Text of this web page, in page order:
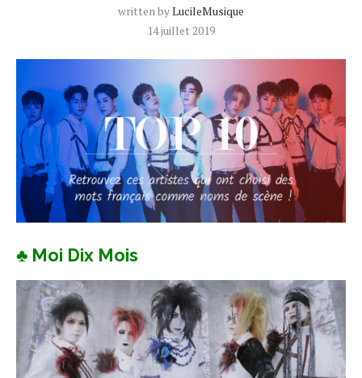
written byLucileMusique
14 juillet 2019
♣ Moi Dix Mois